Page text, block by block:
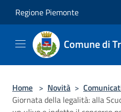
Regione Piemonte
Comune di
Home > Novità >
Giornata della legalità: alla